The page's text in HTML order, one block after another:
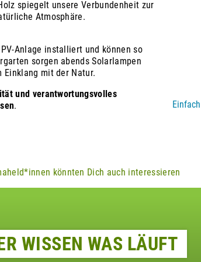
spiegelt unsere Verbundenheit zur
Atmosphäre.
Anlage installiert und können so
sorgen abends Solarlampen
mit der Natur.
und verantwortungsvolles
.
könnten Dich auch interessieren
WISSEN WAS LÄUFT